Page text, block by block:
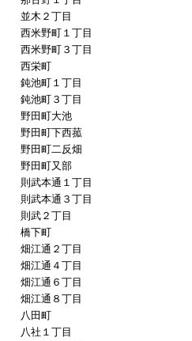
並木２丁目
西米野町１丁目
西米野町３丁目
西栄町
鈍池町１丁目
鈍池町３丁目
野田町大池
野田町下西菰
野田町二反畑
野田町又部
則武本通１丁目
則武本通３丁目
則武２丁目
橋下町
畑江通２丁目
畑江通４丁目
畑江通６丁目
畑江通８丁目
八田町
八社１丁目